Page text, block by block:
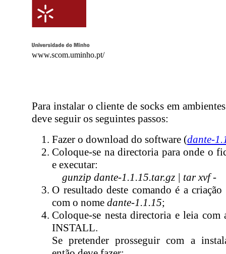
www.scom.uminho.pt/
Para instalar o cliente de socks em
deve seguir os seguintes passos:
Fazer o download do software (dante-
Coloque-se na directoria para onde o
e executar:
gunzip dante-1.1.15.tar.gz | tar xvf -
O resultado deste comando é a
com o nome dante-1.1.15;
Coloque-se nesta directoria e leia com
INSTALL.
Se pretender prosseguir com a